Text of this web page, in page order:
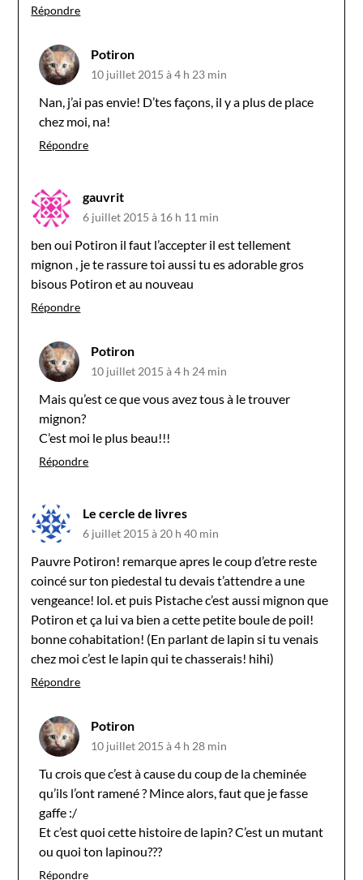
Répondre
Potiron
10 juillet 2015 à 4 h 23 min
Nan, j’ai pas envie! D’tes façons, il y a plus de place
chez moi, na!
Répondre
gauvrit
6 juillet 2015 à 16 h 11 min
ben oui Potiron il faut l’accepter il est tellement
mignon , je te rassure toi aussi tu es adorable gros
bisous Potiron et au nouveau
Répondre
Potiron
10 juillet 2015 à 4 h 24 min
Mais qu’est ce que vous avez tous à le trouver
mignon?
C’est moi le plus beau!!!
Répondre
Le cercle de livres
6 juillet 2015 à 20 h 40 min
Pauvre Potiron! remarque apres le coup d’etre reste
coincé sur ton piedestal tu devais t’attendre a une
vengeance! lol. et puis Pistache c’est aussi mignon que
Potiron et ça lui va bien a cette petite boule de poil!
bonne cohabitation! (En parlant de lapin si tu venais
chez moi c’est le lapin qui te chasserais! hihi)
Répondre
Potiron
10 juillet 2015 à 4 h 28 min
Tu crois que c’est à cause du coup de la cheminée
qu’ils l’ont ramené ? Mince alors, faut que je fasse
gaffe :/
Et c’est quoi cette histoire de lapin? C’est un mutant
ou quoi ton lapinou???
Répondre